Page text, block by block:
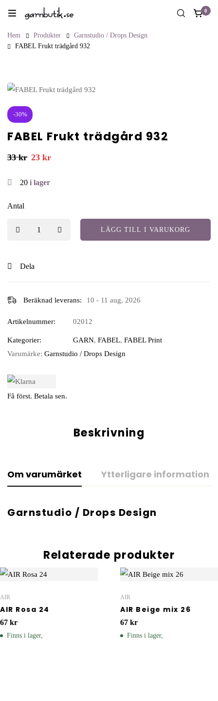
0
Hem Produkter
Garnstudio / Drops Design
FABEL Frukt trädgård 932
-30%
FABEL Frukt trädgård 932
33kr 23 kr
20 i lager
Antal
LÄGG TILL I VARUKORG
Dela
Beräknad leverans: 10 - 11 aug, 2026
Artikelnummer: 02012
Kategorier: GARN, FABEL, FABEL Print
Varumärke: Garnstudio / Drops Design
Få först. Betala sen.
Beskrivning
Om varumärket Ytterligare information
Garnstudio / Drops Design
Relaterade produkter
AIR
AIR Rosa 24
67 kr
Finns i lager,
AIR
AIR Beige mix 26
67 kr
Finns i lager,